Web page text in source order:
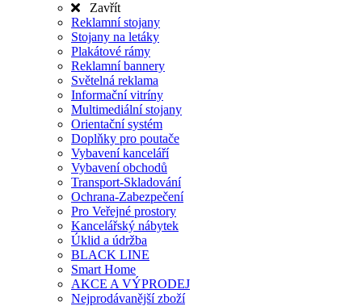
Zavřít
Reklamní stojany
Stojany na letáky
Plakátové rámy
Reklamní bannery
Světelná reklama
Informační vitríny
Multimediální stojany
Orientační systém
Doplňky pro poutače
Vybavení kanceláří
Vybavení obchodů
Transport-Skladování
Ochrana-Zabezpečení
Pro Veřejné prostory
Kancelářský nábytek
Úklid a údržba
BLACK LINE
Smart Home
AKCE A VÝPRODEJ
Nejprodávanější zboží